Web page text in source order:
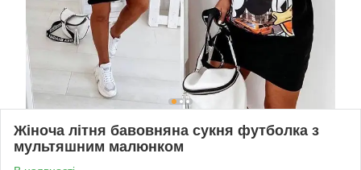
Жіноча літня бавовняна сукня футболка з
мультяшним малюнком